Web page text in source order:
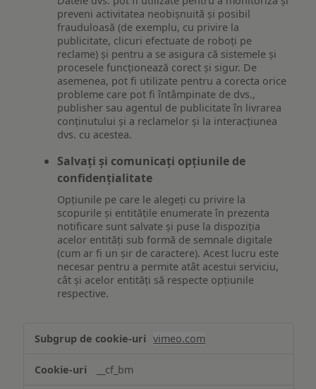
preveni activitatea neobișnuită și posibil
frauduloasă (de exemplu, cu privire la
publicitate, clicuri efectuate de roboți pe
reclame) și pentru a se asigura că sistemele și
procesele funcționează corect și sigur. De
asemenea, pot fi utilizate pentru a corecta orice
probleme care pot fi întâmpinate de dvs.,
publisher sau agentul de publicitate în livrarea
conținutului și a reclamelor și la interacțiunea
dvs. cu acestea.
Salvați și comunicați opțiunile de
confidențialitate
Opțiunile pe care le alegeți cu privire la
scopurile și entitățile enumerate în prezenta
notificare sunt salvate și puse la dispoziția
acelor entități sub formă de semnale digitale
(cum ar fi un șir de caractere). Acest lucru este
necesar pentru a permite atât acestui serviciu,
cât și acelor entități să respecte opțiunile
respective.
Asigurarea
funcționalităților
website-
ului
vimeo.com
__cf_bm